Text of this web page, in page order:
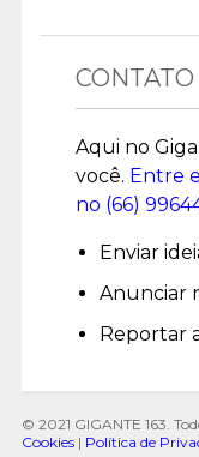
CONTATO
Aqui no
você. Entre
no (66)
Enviar
Anunciar
Reportar
© 2021 GIGANTE 163.
Cookies| Política de